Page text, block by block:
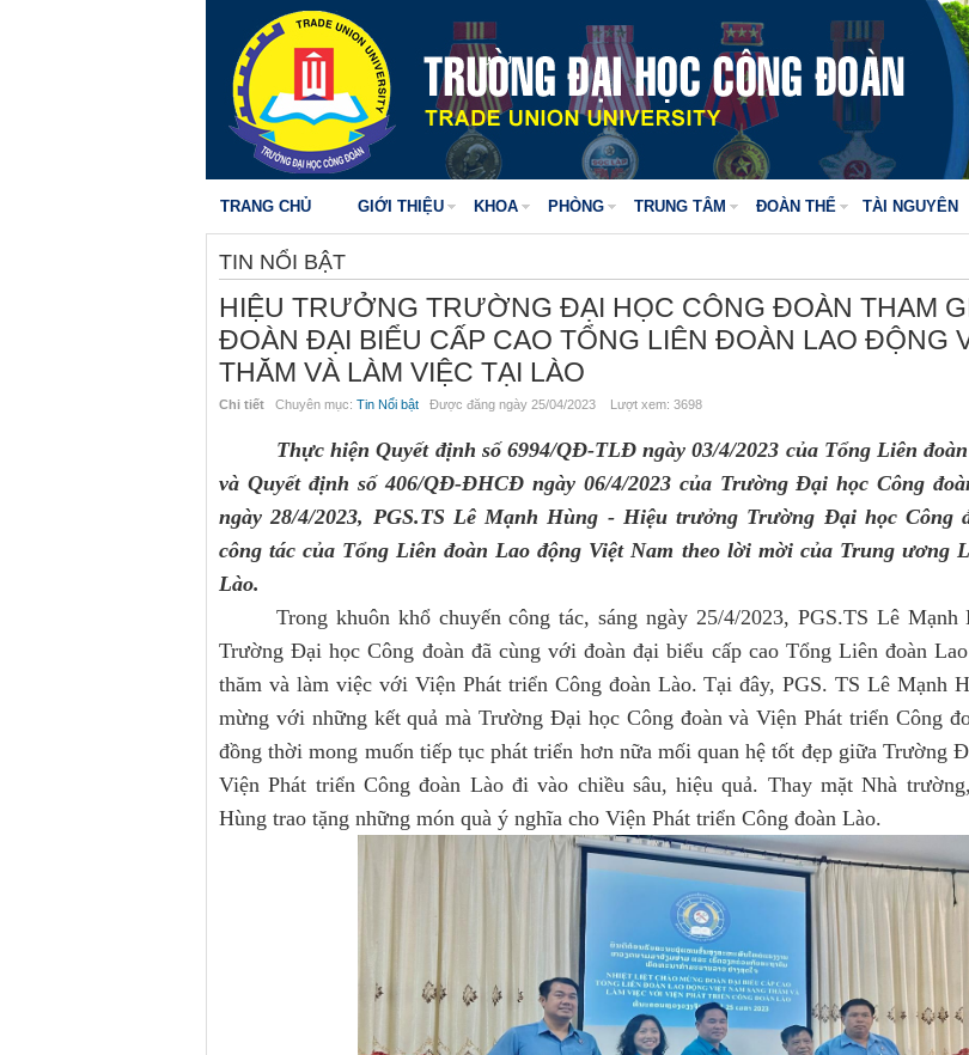
TRANG CHỦ GIỚI THIỆU KHOA PHÒNG TRUNG TÂM ĐOÀN THỂ TÀI NGUYÊN
TIN NỔI BẬT
HIỆU TRƯỞNG TRƯỜNG ĐẠI HỌC CÔNG ĐOÀN THAM
ĐOÀN ĐẠI BIỂU CẤP CAO TỔNG LIÊN ĐOÀN LAO ĐỘNG
THĂM VÀ LÀM VIỆC TẠI LÀO
Chi tiết Chuyên mục: Tin Nổi bật Được đăng ngày 25/04/2023 Lượt xem: 3698
Thực hiện Quyết định số 6994/QĐ-TLĐ ngày 03/4/2023 của Tổng Liên
và Quyết định số 406/QĐ-ĐHCĐ ngày 06/4/2023 của Trường Đại học Công
ngày 28/4/2023, PGS.TS Lê Mạnh Hùng - Hiệu trưởng Trường Đại học Công
công tác của Tổng Liên đoàn Lao động Việt Nam theo lời mời của Trung ương
Lào.
Trong khuôn khổ chuyến công tác, sáng ngày 25/4/2023, PGS.TS Lê
Trường Đại học Công đoàn đã cùng với đoàn đại biểu cấp cao Tổng Liên đoàn
thăm và làm việc với Viện Phát triển Công đoàn Lào. Tại đây, PGS. TS Lê Mạnh
mừng với những kết quả mà Trường Đại học Công đoàn và Viện Phát triển Công
đồng thời mong muốn tiếp tục phát triển hơn nữa mối quan hệ tốt đẹp giữa Trường
Viện Phát triển Công đoàn Lào đi vào chiều sâu, hiệu quả. Thay mặt Nhà
Hùng trao tặng những món quà ý nghĩa cho Viện Phát triển Công đoàn Lào.